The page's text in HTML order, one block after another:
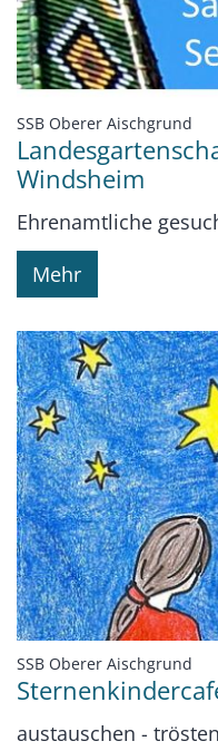
SSB Oberer Aischgrund
Windsheim
Ehrenamtliche
Mehr
SSB Oberer Aischgrund
austauschen -